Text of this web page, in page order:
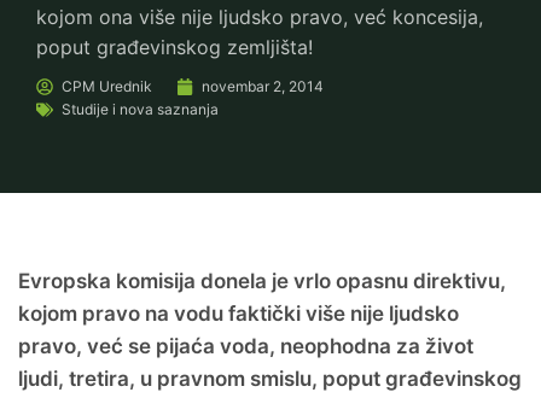
kojom ona više nije ljudsko pravo, već koncesija,
poput građevinskog zemljišta!
CPM Urednik
novembar 2, 2014
Studije i nova saznanja
Evropska komisija donela je vrlo opasnu direktivu,
kojom pravo na vodu faktički više nije ljudsko
pravo, već se pijaća voda, neophodna za život
ljudi, tretira, u pravnom smislu, poput građevinskog